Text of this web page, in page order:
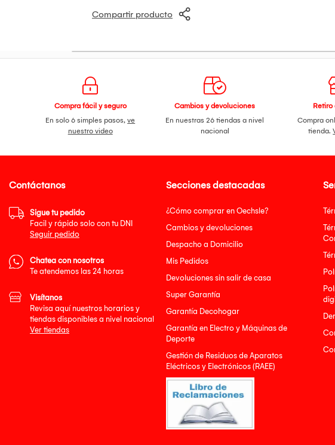
Compartir producto
Compra fácil y seguro
En solo 6 simples pasos,ve
nuestro video
Cambios y devoluciones
En nuestras 26 tiendas a nivel
nacional
Retiro
Compra
tienda.
Secciones destacadas
¿Cómo comprar en Oechsle?
Cambios y devoluciones
Despacho a Domicilio
Mis Pedidos
Devoluciones sin salir de casa
Super Garantía
Garantía Decohogar
Garantía en Electro y Máquinas de
Deporte
Gestión de Residuos de Aparatos
Eléctricos y Electrónicos (RAEE)
Contáctanos
Sigue tu pedido
Facil y rápido solo con tu DNI
Seguir pedido
Chatea con nosotros
Te atendemos las 24 horas
Visítanos
Revisa aquí nuestros horarios y
tiendas disponibles a nivel nacional
Ver tiendas